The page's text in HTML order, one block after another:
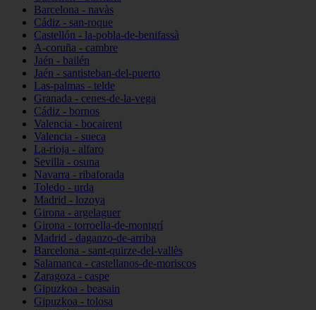
Barcelona - navàs
Cádiz - san-roque
Castellón - la-pobla-de-benifassà
A-coruña - cambre
Jaén - bailén
Jaén - santisteban-del-puerto
Las-palmas - telde
Granada - cenes-de-la-vega
Cádiz - bornos
Valencia - bocairent
Valencia - sueca
La-rioja - alfaro
Sevilla - osuna
Navarra - ribaforada
Toledo - urda
Madrid - lozoya
Girona - argelaguer
Girona - torroella-de-montgrí
Madrid - daganzo-de-arriba
Barcelona - sant-quirze-del-vallès
Salamanca - castellanos-de-moriscos
Zaragoza - caspe
Gipuzkoa - beasain
Gipuzkoa - tolosa